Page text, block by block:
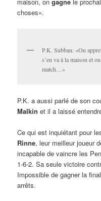
maison, ongagne le
choses».
P.K. Subban: «On
s’en va à la maison et
match…»
P.K. a aussi parlé de son
Malkin et il a laissé
Ce qui est inquiétant pour
Rinne, leur meilleur joueur
incapable de vaincre les
1-6-2. Sa seule victoire
Impossible de gagner la
arrêts.